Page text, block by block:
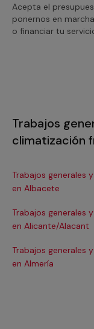
Acepta el
ponernos en
o financiar tu
Trabajos
climatización
Trabajos generales
en Albacete
Trabajos generales
en Alicante/Alacant
Trabajos generales
en Almería